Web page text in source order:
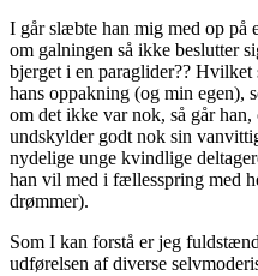
I går slæbte han mig med op på
om galningen så ikke beslutter
bjerget i en paraglider??
hans oppakning (og min egen),
om det ikke var nok, så går
undskylder godt nok sin
nydelige unge kvindlige
han vil med i fællesspring med
drømmer).
Som I kan forstå er jeg
udførelsen af diverse